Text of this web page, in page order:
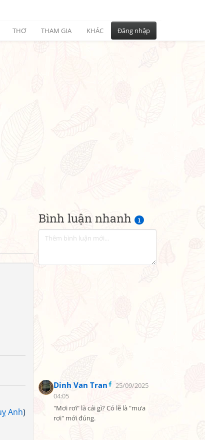
THƠ THAM GIA KHÁC Đăng nhập
Bình luận nhanh 1
Dinh Van Tran
25/09/2025
04:05
"Mơi rơi" là cái gì? Có lẽ là "mưa
rơi" mới đúng.
Anh)